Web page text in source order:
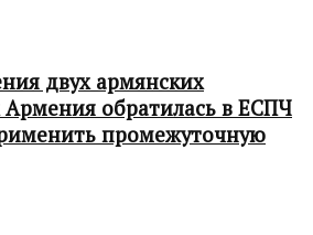
двух армянских
обратилась в ЕСПЧ
промежуточную